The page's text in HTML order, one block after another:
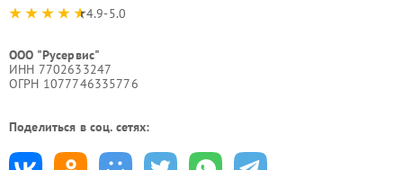
4.9-5.0
ООО "Русервис"
ИНН 7702633247
ОГРН 1077746335776
Поделиться в соц. сетях: